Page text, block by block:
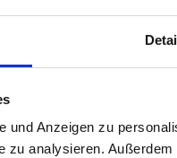
und Anzeigen zu
zu analysieren.